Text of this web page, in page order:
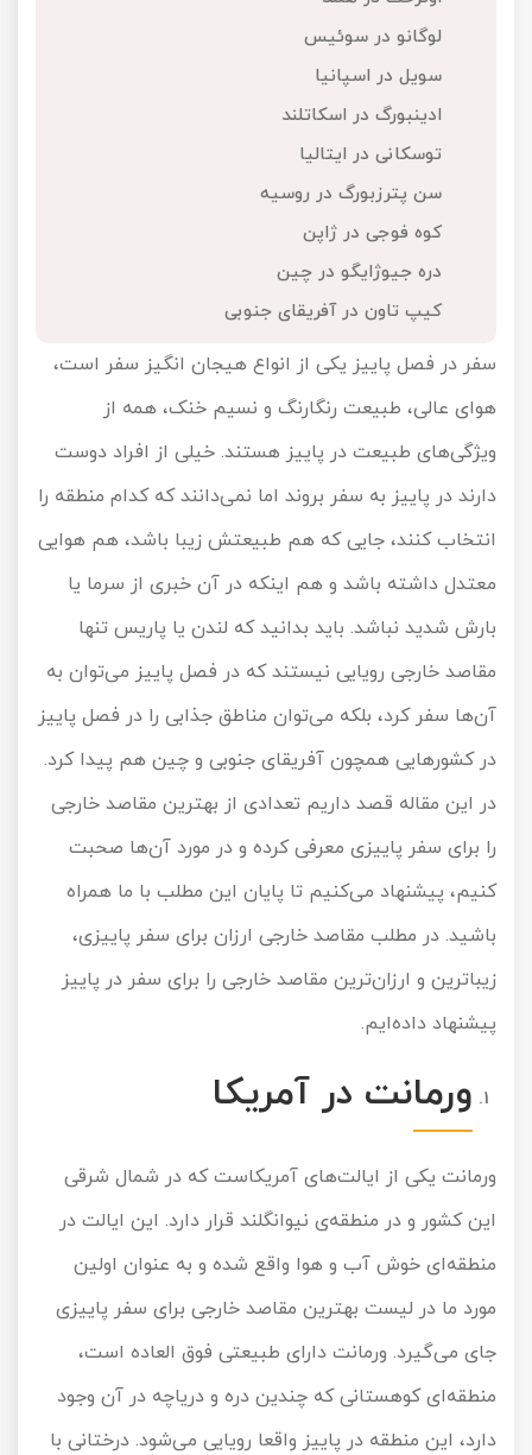
لوگانو در سوئیس
سویل در اسپانیا
ادینبورگ در اسکاتلند
توسکانی در ایتالیا
سن پترزبورگ در روسیه
کوه فوجی در ژاپن
دره جیوژایگو در چین
کیپ تاون در آفریقای جنوبی
سفر در فصل پاییز یکی از انواع هیجان انگیز سفر است،
هوای عالی، طبیعت رنگارنگ و نسیم خنک، همه از
ویژگی‌های طبیعت در پاییز هستند. خیلی از افراد دوست
دارند در پاییز به سفر بروند اما نمی‌دانند که کدام منطقه را
انتخاب کنند، جایی که هم طبیعتش زیبا باشد، هم هوایی
معتدل داشته باشد و هم اینکه در آن خبری از سرما یا
بارش شدید نباشد. باید بدانید که لندن یا پاریس تنها
مقاصد خارجی رویایی نیستند که در فصل پاییز می‌توان به
آن‌ها سفر کرد، بلکه می‌توان مناطق جذابی را در فصل پاییز
در کشورهایی همچون آفریقای جنوبی و چین هم پیدا کرد.
در این مقاله قصد داریم تعدادی از بهترین مقاصد خارجی
را برای سفر پاییزی معرفی کرده و در مورد آن‌ها صحبت
کنیم، پیشنهاد می‌کنیم تا پایان این مطلب با ما همراه
باشید. در مطلب مقاصد خارجی ارزان برای سفر پاییزی،
زیباترین و ارزان‌ترین مقاصد خارجی را برای سفر در پاییز
پیشنهاد داده‌ایم.
ورمانت در آمریکا
ورمانت یکی از ایالت‌های آمریکاست که در شمال شرقی
این کشور و در منطقه‌ی نیوانگلند قرار دارد. این ایالت در
منطقه‌ای خوش آب و هوا واقع شده و به عنوان اولین
مورد ما در لیست بهترین مقاصد خارجی برای سفر پاییزی
جای می‌گیرد. ورمانت دارای طبیعتی فوق العاده است،
منطقه‌ای کوهستانی که چندین دره و دریاچه در آن وجود
دارد، این منطقه در پاییز واقعا رویایی می‌شود. درختانی با
تور کویر مرنجاب
تور کویر کاراکال
تور کویر مصر
تور کویر ابوزیدآباد
تور ماسوله
تور مرداب سراوان
تور گلستان
تور سوباتان
تور چابهار
تور کاشان
تور اصفهان
تور آفرود
تور کیش از ساری
تور کیش از بندرعباس
تور سنگاپور اقساطی
تور قزاقستان اقساطی
تور زیارتی اقساطی